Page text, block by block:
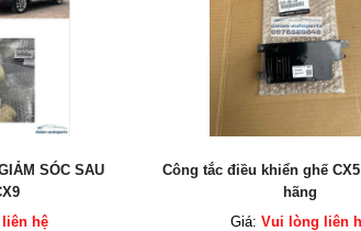
Công tắc điều khiển ghế CX5 2016 chính
Vui lòng liên hệ